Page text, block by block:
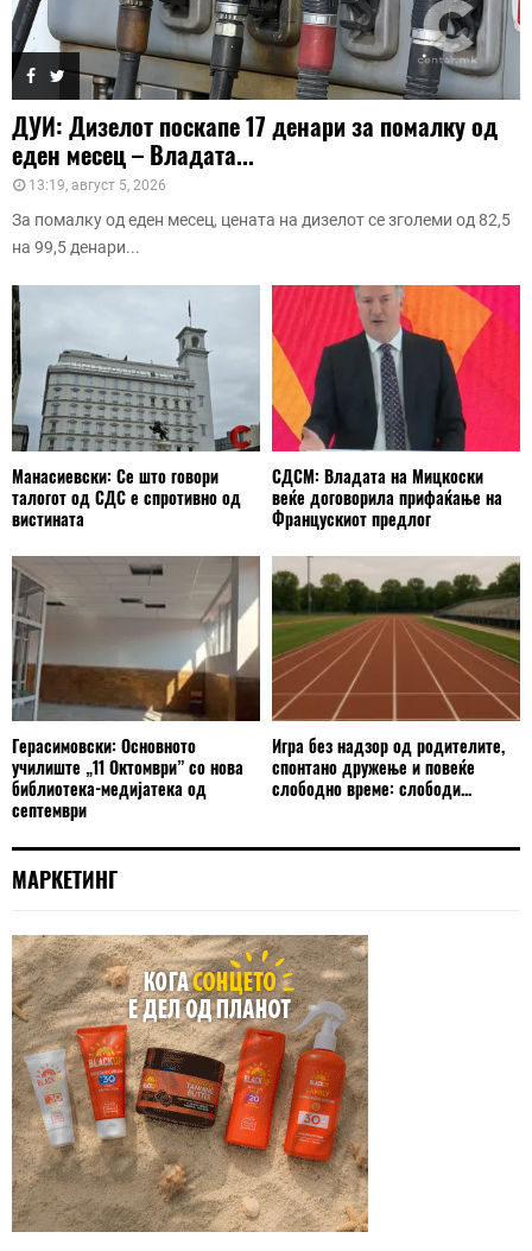
ДУИ: Дизелот поскапе 17 денари за помалку од
еден месец – Владата...
13:19, август 5, 2026
За помалку од еден месец, цената на дизелот се зголеми од 82,5
на 99,5 денари...
Манасиевски: Се што говори
талогот од СДС е спротивно од
вистината
СДСМ: Владата на Мицкоски
веќе договорила прифаќање на
Францускиот предлог
Герасимовски: Основното
училиште „11 Октомври” со нова
библиотека-медијатека од
септември
Игра без надзор од родителите,
спонтано дружење и повеќе
слободно време: слободи...
МАРКЕТИНГ